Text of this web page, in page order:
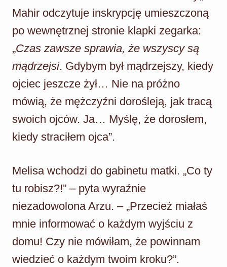
Mahir odczytuje inskrypcję umieszczoną
po wewnętrznej stronie klapki zegarka:
„Czas zawsze sprawia, że wszyscy są
mądrzejsi. Gdybym był mądrzejszy, kiedy
ojciec jeszcze żył… Nie na próżno
mówią, że mężczyźni dorośleją, jak tracą
swoich ojców. Ja… Myślę, że dorosłem,
kiedy straciłem ojca”.
Melisa wchodzi do gabinetu matki. „Co ty
tu robisz?!” – pyta wyraźnie
niezadowolona Arzu. – „Przecież miałaś
mnie informować o każdym wyjściu z
domu! Czy nie mówiłam, że powinnam
wiedzieć o każdym twoim kroku?”.